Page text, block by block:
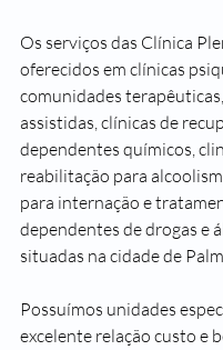
Os serviços das Clínica
oferecidos em clínicas
comunidades
assistidas, clínicas de
dependentes químicos,
reabilitação para
para internação e
dependentes de drogas e
situadas na cidade de
Possuímos unidades
excelente relação custo e